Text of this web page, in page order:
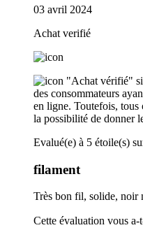
03 avril 2024
Achat verifié
"Achat vérifié"
des consommateurs
en ligne. Toutefois, tous
la possibilité de donner
Evalué(e) à 5 étoile(s)
filament
Très bon fil, solide, noir
Cette évaluation vous a-